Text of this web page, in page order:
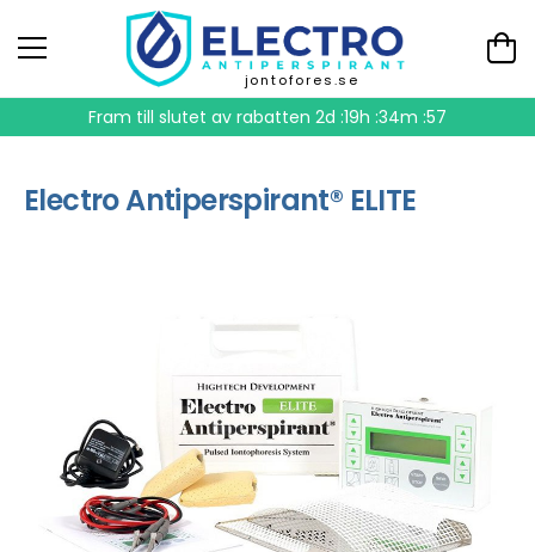
jontofores.se
Fram till slutet av rabatten 2d :19h :34m :57
Electro Antiperspirant® ELITE